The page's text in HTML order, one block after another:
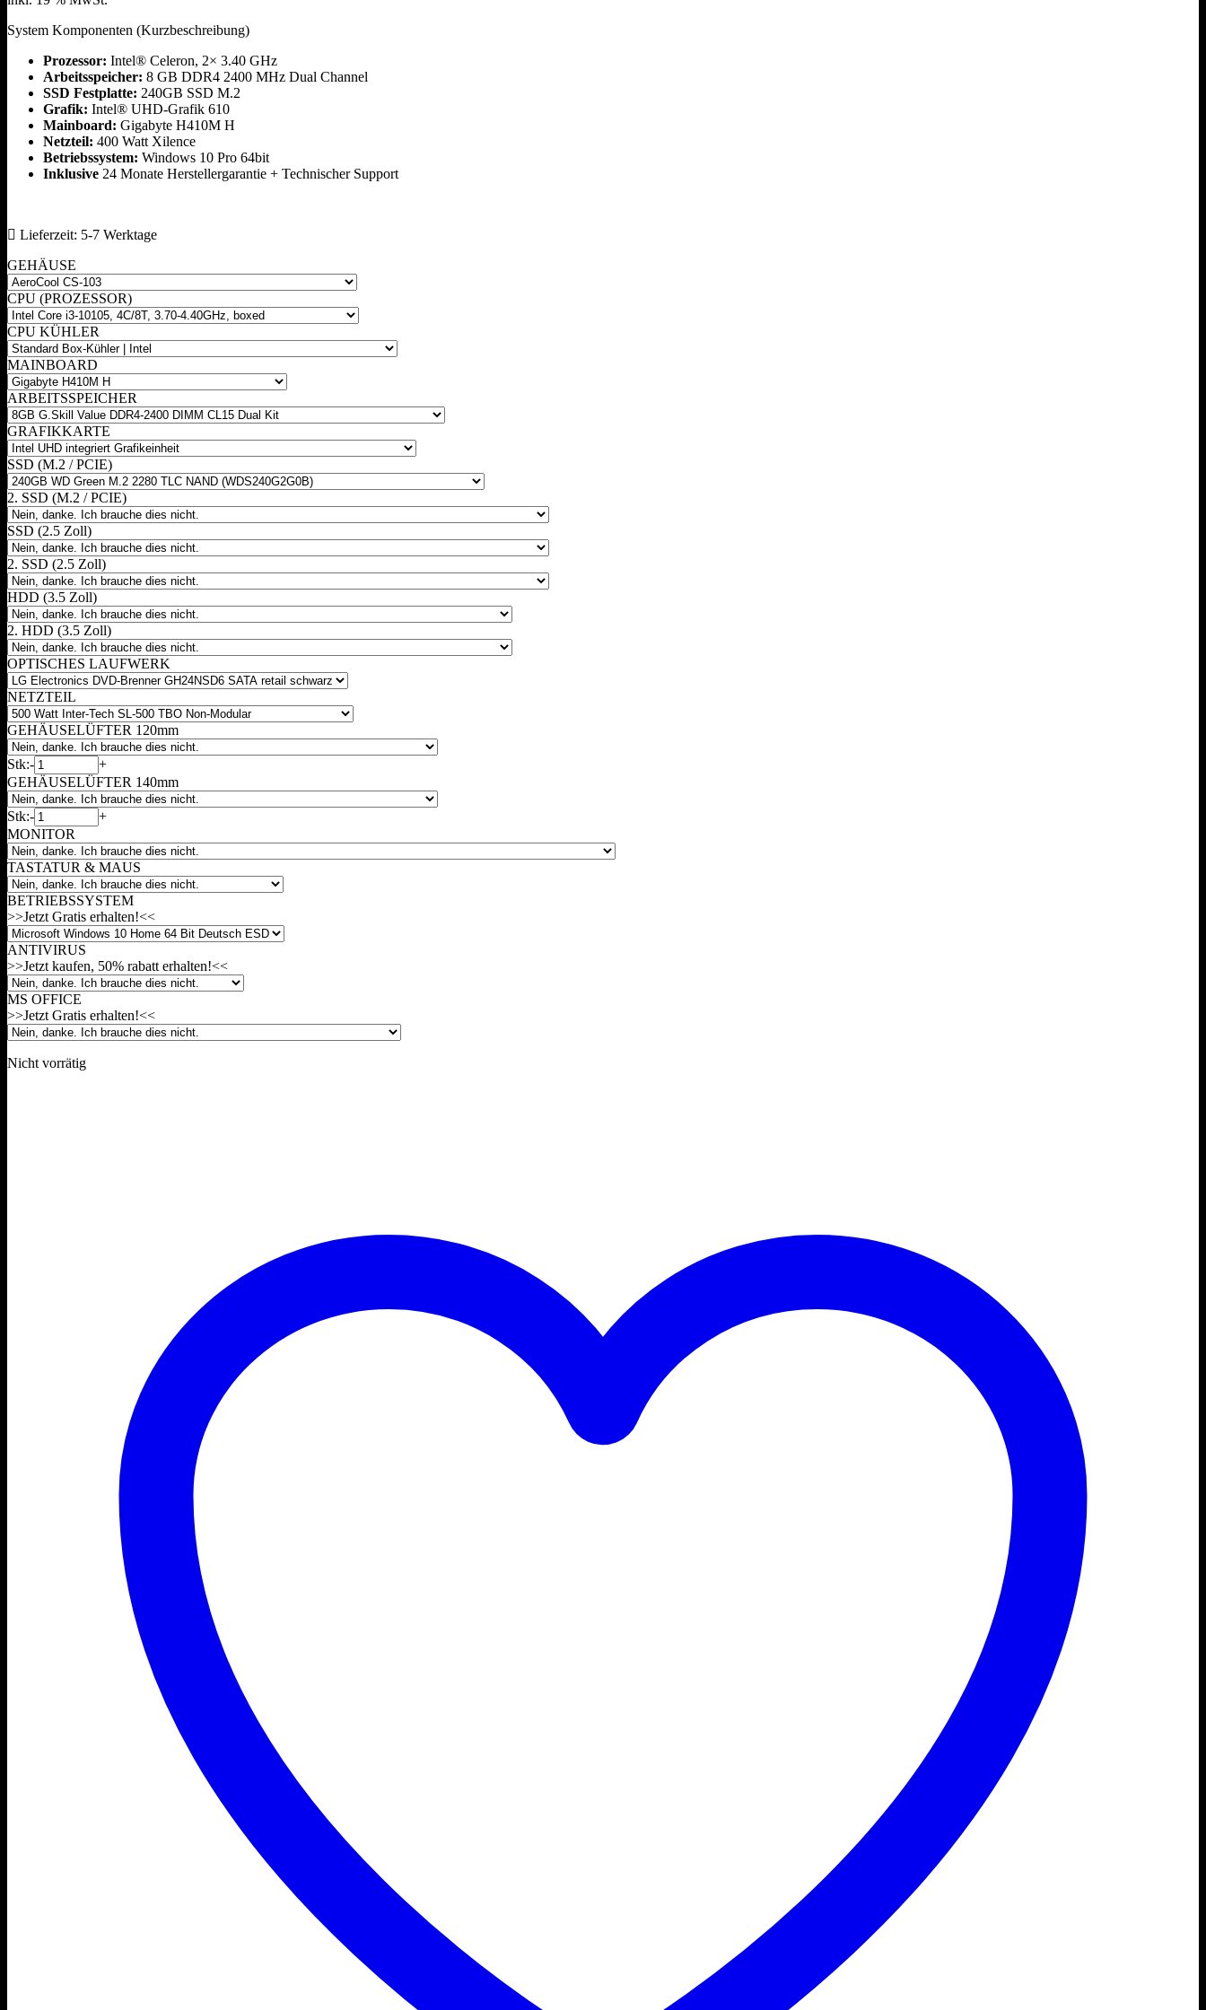
System Komponenten (Kurzbeschreibung)
Prozessor: Intel® Celeron, 2× 3.40 GHz
Arbeitsspeicher: 8 GB DDR4 2400 MHz Dual Channel
SSD Festplatte: 240GB SSD M.2
Grafik: Intel® UHD-Grafik 610
Mainboard: Gigabyte H410M H
Netzteil: 400 Watt Xilence
Betriebssystem: Windows 10 Pro 64bit
Inklusive 24 Monate Herstellergarantie + Technischer Support
Lieferzeit: 5-7 Werktage
GEHÄUSE
CPU (PROZESSOR)
CPU KÜHLER
MAINBOARD
ARBEITSSPEICHER
GRAFIKKARTE
SSD (M.2 / PCIE)
2. SSD (M.2 / PCIE)
SSD (2.5 Zoll)
2. SSD (2.5 Zoll)
HDD (3.5 Zoll)
2. HDD (3.5 Zoll)
OPTISCHES LAUFWERK
NETZTEIL
GEHÄUSELÜFTER 120mm
Stk:-
+
GEHÄUSELÜFTER 140mm
Stk:-
+
MONITOR
TASTATUR & MAUS
BETRIEBSSYSTEM
>>Jetzt Gratis erhalten!<<
ANTIVIRUS
>>Jetzt kaufen, 50% rabatt erhalten!<<
MS OFFICE
>>Jetzt Gratis erhalten!<<
Nicht vorrätig